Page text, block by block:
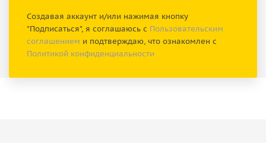
Создавая аккаунт и/или нажимая кнопку
"Подписаться", я соглашаюсь с Пользовательским
соглашением и подтверждаю, что ознакомлен с
Политикой конфиденциальности